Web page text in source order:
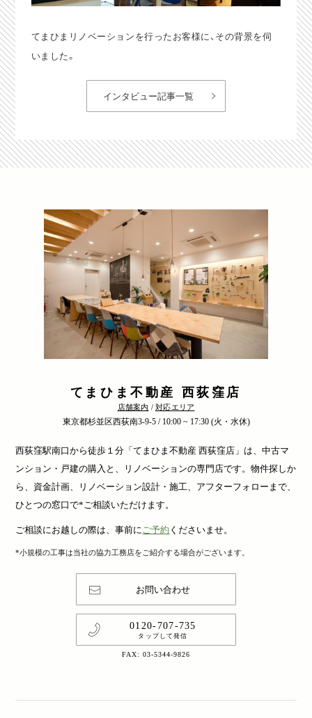
てまひまリノベーションを行ったお客様に、その背景を伺
いました。
インタビュー記事一覧
てまひま不動産 西荻窪店
店舗案内 /対応エリア
東京都杉並区西荻南3-9-5 / 10:00 ~ 17:30 (火・水休)
西荻窪駅南口から徒歩１分「てまひま不動産 西荻窪店」は、中古マ
ンション・戸建の購入と、リノベーションの専門店です。物件探しか
ら、資金計画、リノベーション設計・施工、アフターフォローまで、
ひとつの窓口で*ご相談いただけます。
ご相談にお越しの際は、事前にご予約 くださいませ。
*小規模の工事は当社の協力工務店をご紹介する場合がございます。
お問い合わせ
0120-707-735
タップして発信
FAX: 03-5344-9826